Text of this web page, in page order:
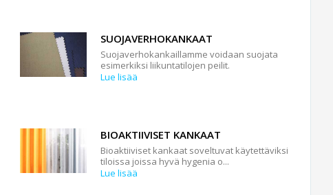
SUOJAVERHOKANKAAT
Suojaverhokankaillamme voidaan suojata
esimerkiksi liikuntatilojen peilit.
Lue lisää
BIOAKTIIVISET KANKAAT
Bioaktiiviset kankaat soveltuvat käytettäviksi
tiloissa joissa hyvä hygenia o...
Lue lisää